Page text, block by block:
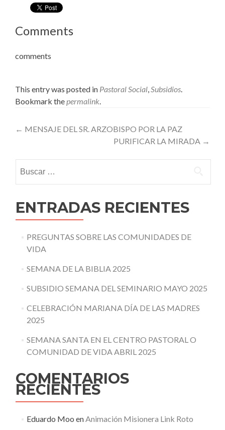
Comments
comments
This entry was posted in Pastoral Social,Subsidios.
Bookmark thepermalink.
Post
← MENSAJE DEL SR. ARZOBISPO POR LA PAZ
PURIFICAR LA MIRADA →
ENTRADAS RECIENTES
PREGUNTAS SOBRE LAS COMUNIDADES DE
VIDA
SEMANA DE LA BIBLIA 2025
SUBSIDIO SEMANA DEL SEMINARIO MAYO 2025
CELEBRACIÓN MARIANA DÍA DE LAS MADRES
2025
SEMANA SANTA EN EL CENTRO PASTORAL O
COMUNIDAD DE VIDA ABRIL 2025
COMENTARIOS
RECIENTES
Eduardo Moo enAnimación Misionera Link Roto